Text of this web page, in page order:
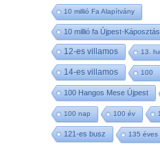
10 millió Fa Alapítvány
10 millió fa Újpest-
12-es villamos 13.
14-es villamos 100
100 Hangos Mese Újpest
100 nap 100 év
121-es busz 135 éves